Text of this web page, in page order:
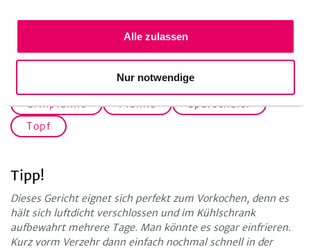
Alle zulassen
Nur notwendige
Grillpfanne Pfanne
Sparschäler
Topf
Tipp!
Dieses Gericht eignet sich perfekt zum Vorkochen, denn es
hält sich luftdicht verschlossen und im Kühlschrank
aufbewahrt mehrere Tage. Man könnte es sogar einfrieren.
Kurz vorm Verzehr dann einfach nochmal schnell in der